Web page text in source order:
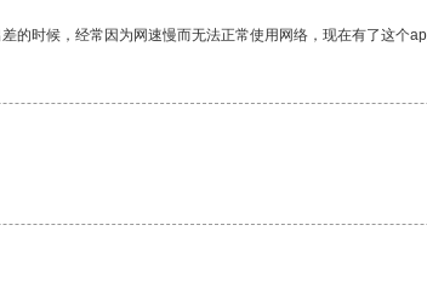
时候，经常因为网速慢而无法正常使用网络，现在有了这个